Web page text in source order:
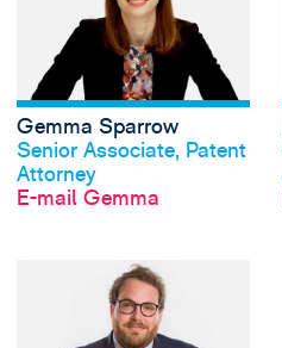
Profil anschauen
Gemma Sparrow
Senior Associate, Patent
Attorney
E-mail Gemma